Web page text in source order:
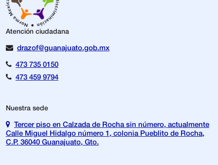
Atención ciudadana
drazof@guanajuato.gob.mx
473 735 0150
473 459 9794
Nuestra sede
Tercer piso en Calzada de Rocha sin número, actualmente
Calle Miguel Hidalgo número 1, colonia Pueblito de Rocha,
C.P. 36040 Guanajuato, Gto.